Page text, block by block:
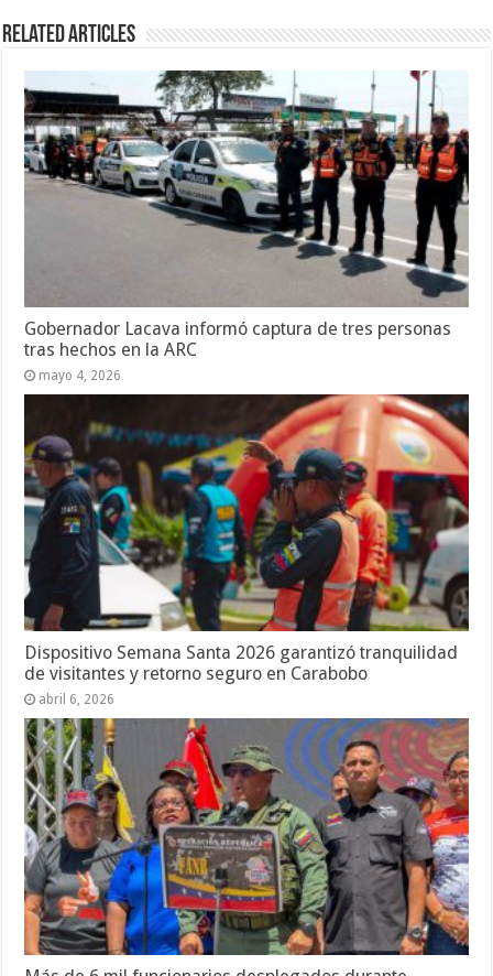
Related Articles
Gobernador Lacava informó captura de tres personas
tras hechos en la ARC
mayo 4, 2026
Dispositivo Semana Santa 2026 garantizó tranquilidad
de visitantes y retorno seguro en Carabobo
abril 6, 2026